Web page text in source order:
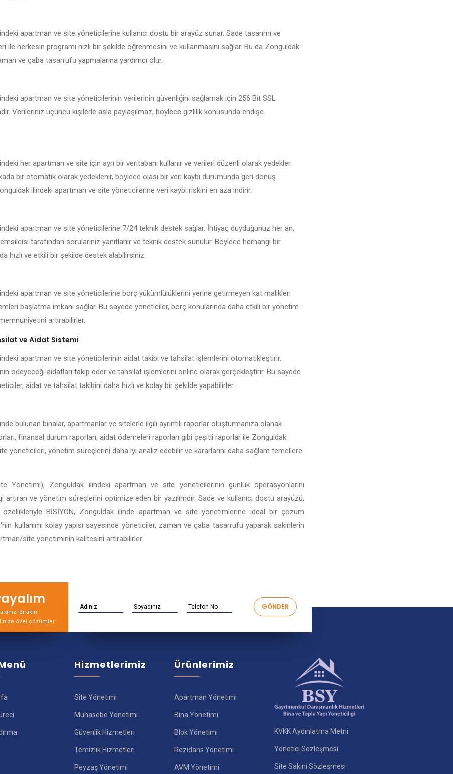
apartman ve site yöneticilerine kullanıcı dostu bir arayüz sunar. Sade tasarımı ve
ile herkesin programı hızlı bir şekilde öğrenmesini ve kullanmasını sağlar. Bu da Zonguldak
ve çaba tasarrufu yapmalarına yardımcı olur.
apartman ve site yöneticilerinin verilerinin güvenliğini sağlamak için 256 Bit SSL
Verileriniz üçüncü kişilerle asla paylaşılmaz, böylece gizlilik konusunda endişe
her apartman ve site için ayrı bir veritabanı kullanır ve verileri düzenli olarak yedekler.
bir otomatik olarak yedeklenir, böylece olası bir veri kaybı durumunda geri dönüş
ilindeki apartman ve site yöneticilerine veri kaybı riskini en aza indirir.
apartman ve site yöneticilerine 7/24 teknik destek sağlar. İhtiyaç duyduğunuz her an,
tarafından sorularınız yanıtlanır ve teknik destek sunulur. Böylece herhangi bir
hızlı ve etkili bir şekilde destek alabilirsiniz.
apartman ve site yöneticilerine borç yükümlülüklerini yerine getirmeyen kat malikleri
başlatma imkanı sağlar. Bu sayede yöneticiler, borç konularında daha etkili bir yönetim
artırabilirler.
ve Aidat Sistemi
apartman ve site yöneticilerinin aidat takibi ve tahsilat işlemlerini otomatikleştirir.
ödeyeceği aidatları takip eder ve tahsilat işlemlerini online olarak gerçekleştirir. Bu sayede
aidat ve tahsilat takibini daha hızlı ve kolay bir şekilde yapabilirler.
bulunan binalar, apartmanlar ve sitelerle ilgili ayrıntılı raporlar oluşturmanıza olanak
finansal durum raporları, aidat ödemeleri raporları gibi çeşitli raporlar ile Zonguldak
yöneticileri, yönetim süreçlerini daha iyi analiz edebilir ve kararlarını daha sağlam temellere
Yönetimi), Zonguldak ilindeki apartman ve site yöneticilerinin günlük operasyonlarını
artıran ve yönetim süreçlerini optimize eden bir yazılımdır. Sade ve kullanıcı dostu arayüzü,
BİSİYON, Zonguldak ilinde apartman ve site yönetimlerine ideal bir çözüm
kullanımı kolay yapısı sayesinde yöneticiler, zaman ve çaba tasarrufu yaparak sakinlerin
site yönetiminin kalitesini artırabilirler.
bırakın,
özel çözümler
Hizmetlerimiz
Site Yönetimi
Muhasebe Yönetimi
Güvenlik Hizmetleri
Temizlik Hizmetleri
Peyzaş Yönetimi
Ürünlerimiz
Apartman Yönetimi
Bina Yönetimi
Blok Yönetimi
Rezidans Yönetimi
AVM Yönetimi
KVKK Aydınlatma Metni
Yönetici Sözleşmesi
Site Sakini Sözleşmesi